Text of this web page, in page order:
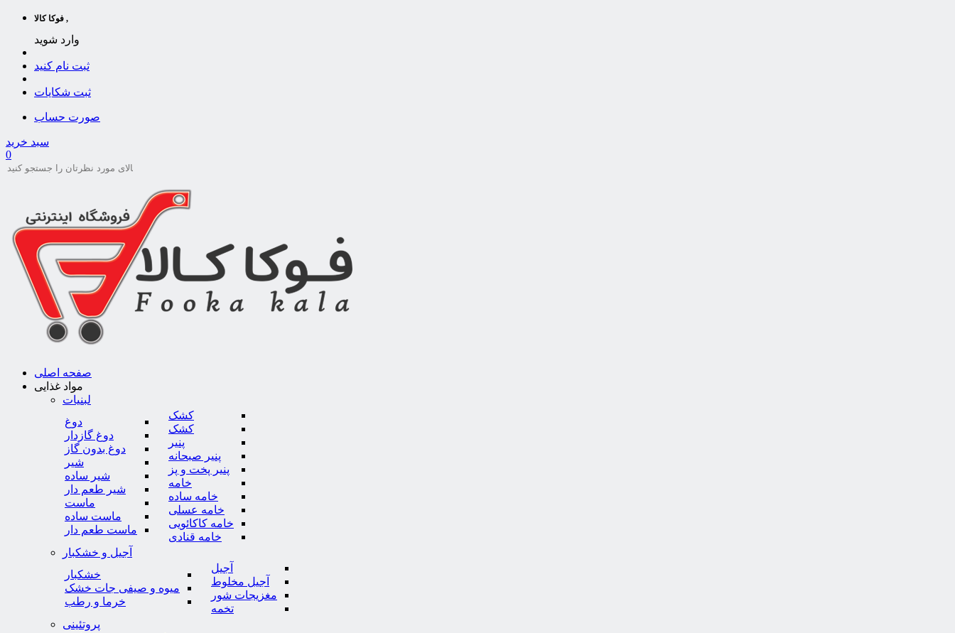
فوکا کالا ,
وارد شوید
ثبت نام کنید
ثبت شکایات
صورت حساب
سبد خرید
0
صفحه اصلی
مواد غذایی
لبنیات
کشک
کشک
پنیر
پنیر صبحانه
پنیر پخت و پز
خامه
خامه ساده
خامه عسلی
خامه کاکائویی
خامه قنادی
دوغ
دوغ گازدار
دوغ بدون گاز
شیر
شیر ساده
شیر طعم دار
ماست
ماست ساده
ماست طعم دار
آجیل و خشکبار
آجیل
آجیل مخلوط
مغزیجات شور
تخمه
خشکبار
میوه و صیفی جات خشک
خرما و رطب
پروتئینی